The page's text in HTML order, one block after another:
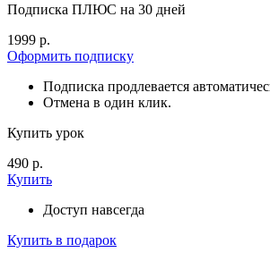
Подписка ПЛЮС на 30 дней
1999 р.
Оформить подписку
Подписка продлевается
Отмена в один клик.
Купить урок
490 р.
Купить
Доступ навсегда
Купить в подарок